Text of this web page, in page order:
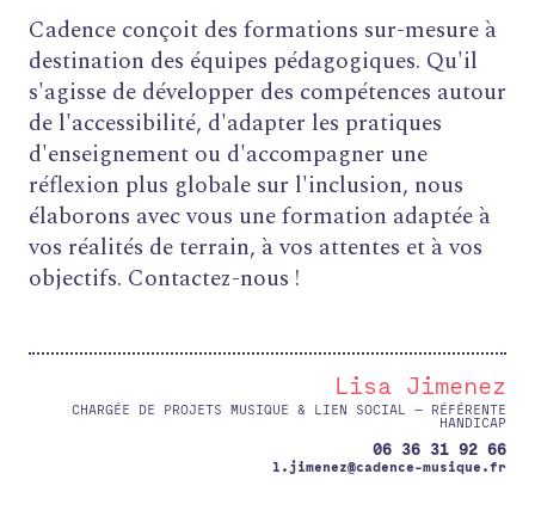
Cadence conçoit des formations sur-mesure à
destination des équipes pédagogiques. Qu'il
s'agisse de développer des compétences autour
de l'accessibilité, d'adapter les pratiques
d'enseignement ou d'accompagner une
réflexion plus globale sur l'inclusion, nous
élaborons avec vous une formation adaptée à
vos réalités de terrain, à vos attentes et à vos
objectifs. Contactez-nous !
Lisa Jimenez
CHARGÉE DE PROJETS MUSIQUE & LIEN SOCIAL — RÉFÉRENTE
HANDICAP
06 36 31 92 66
l.jimenez@cadence-musique.fr
FORMATIONS